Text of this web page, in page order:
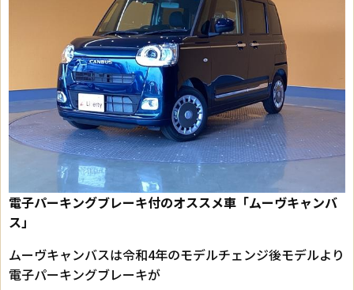
電子パーキングブレーキ付のオススメ車「ムーヴキャンバ
ス」
ムーヴキャンバスは令和4年のモデルチェンジ後モデルより
電子パーキングブレーキが